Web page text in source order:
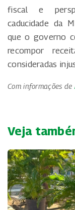
fiscal e
caducidade da
que o governo
recompor
consideradas
Com informações de
Veja